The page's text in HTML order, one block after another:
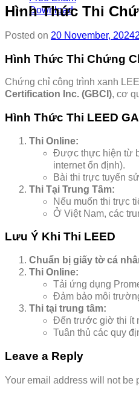
Download
Hình Thức Thi
Posted on 20 November, 2024
Hình Thức Thi Chứng
Chứng chỉ công trình xanh
Certification Inc. (GBCI), cơ
Hình Thức Thi LEED
Thi Online:
Được thực hiện từ
internet ổn định).
Bài thi trực tuyến
Thi Tại Trung Tâm:
Nếu muốn thi trực
Ở Việt Nam, các
Lưu Ý Khi Thi LEED
Chuẩn bị giấy tờ cá
Thi Online:
Tải ứng dụng
Đảm bảo môi
Thi tại trung tâm:
Đến trước giờ thi ít
Tuân thủ các quy
Leave a Reply
Your email address will not be